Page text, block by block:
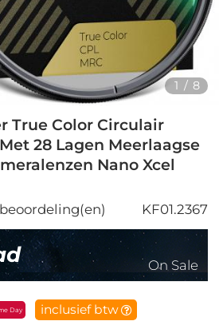
1 / 8
True Color Circulair
28 Lagen Meerlaagse
Nano Xcel
beoordeling(en) KF01.2367
On Sale
Day inclusief btw